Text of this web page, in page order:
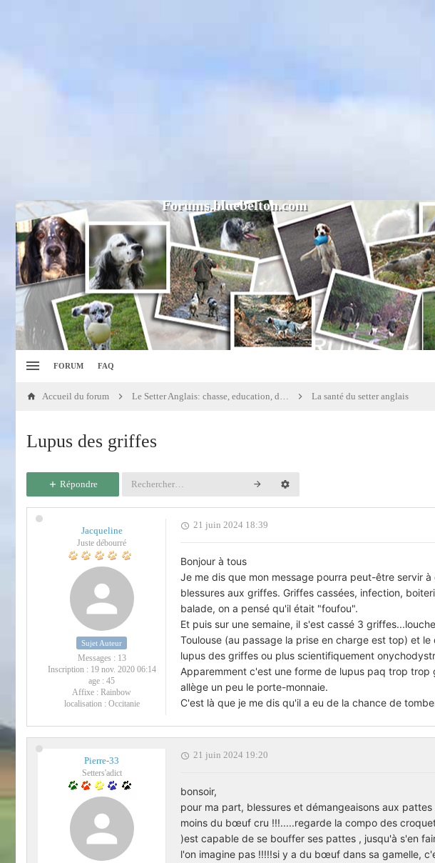
Forums.bluebelton.com
FORUM FAQ
Accueil du forum Le Setter Anglais: chasse, education, dressage La santé du setter anglais
Lupus des griffes
Répondre
Jacqueline
Juste débourré
Sujet Auteur
Messages : 13
Inscription : 19 nov. 2020 06:14
age : 45
Affixe : Rainbow
localisation : Occitanie
21 juin 2024 18:39
Bonjour à tous
Je me dis que mon message pourra peut-être servir
blessures aux griffes. Griffes cassées, infection,
balade, on a pensé qu'il était "foufou".
Et puis sur une semaine, il s'est cassé 3
Toulouse (au passage la prise en charge est top) et
lupus des griffes ou plus scientifiquement
Apparemment c'est une forme de lupus paq trop
allège un peu le porte-monnaie.
C'est là que je me dis qu'il a eu de la chance de
Pierre-33
Setters'adict
21 juin 2024 19:20
bonsoir,
pour ma part, blessures et démangeaisons aux
moins du bœuf cru !!!.....regarde la compo des
)est capable de se bouffer ses pattes , jusqu'à s'en
l'on imagine pas !!!!!si y a du bœuf dans sa gamelle,